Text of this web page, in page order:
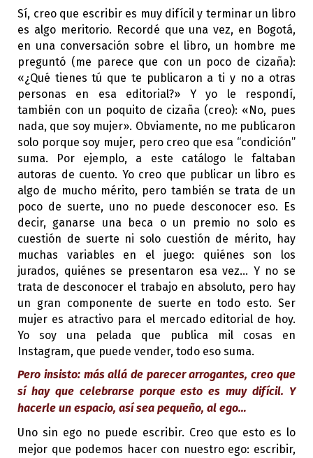
Sí, creo que escribir es muy difícil y terminar un libro
es algo meritorio. Recordé que una vez, en Bogotá,
en una conversación sobre el libro, un hombre me
preguntó (me parece que con un poco de cizaña):
«¿Qué tienes tú que te publicaron a ti y no a otras
personas en esa editorial?» Y yo le respondí,
también con un poquito de cizaña (creo): «No, pues
nada, que soy mujer». Obviamente, no me publicaron
solo porque soy mujer, pero creo que esa “condición”
suma. Por ejemplo, a este catálogo le faltaban
autoras de cuento. Yo creo que publicar un libro es
algo de mucho mérito, pero también se trata de un
poco de suerte, uno no puede desconocer eso. Es
decir, ganarse una beca o un premio no solo es
cuestión de suerte ni solo cuestión de mérito, hay
muchas variables en el juego: quiénes son los
jurados, quiénes se presentaron esa vez… Y no se
trata de desconocer el trabajo en absoluto, pero hay
un gran componente de suerte en todo esto. Ser
mujer es atractivo para el mercado editorial de hoy.
Yo soy una pelada que publica mil cosas en
Instagram, que puede vender, todo eso suma.
Pero insisto: más allá de parecer arrogantes, creo que
sí hay que celebrarse porque esto es muy difícil. Y
hacerle un espacio, así sea pequeño, al ego…
Uno sin ego no puede escribir. Creo que esto es lo
mejor que podemos hacer con nuestro ego: escribir,